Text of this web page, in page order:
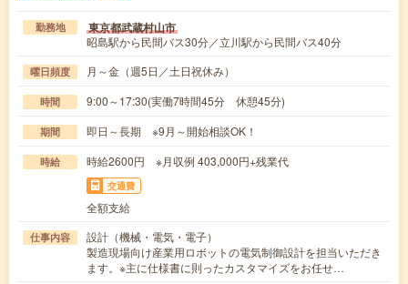
勤務地 東京都武蔵村山市
昭島駅から民間バス30分／立川駅から民間バス40分
曜日頻度 月～金（週5日／土日祝休み）
時間 9:00～17:30(実働7時間45分 休憩45分)
期間 即日～長期 ※9月～開始相談OK！
時給 時給2600円 ※月収例 403,000円+残業代
交通費
全額支給
仕事内容
設計（機械・電気・電子）
製造現場向け産業用ロボットの電気制御設計を担当いただき
ます。※主に仕様書に則ったカスタマイズをお任せ…